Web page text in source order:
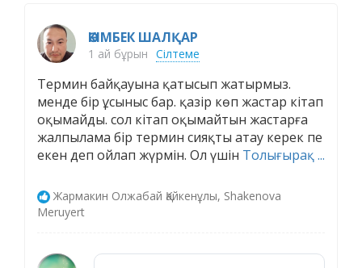
ӘКІМБЕК ШАЛҚАР
1 ай бұрын Сілтеме
Термин байқауына қатысып жатырмыз.
менде бір ұсыныс бар. қазір көп жастар кітап
оқымайды. сол кітап оқымайтын жастарға
жалпылама бір термин сияқты атау керек пе
екен деп ойлап жүрмін. Ол үшін Толығырақ ...
Жармакин Олжабай Қайкенұлы, Shakenova
Meruyert